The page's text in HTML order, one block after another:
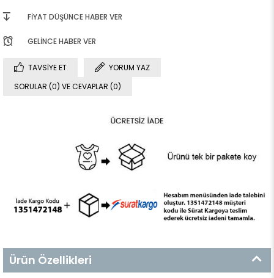
FIYAT DÜŞÜNCE HABER VER
GELINCE HABER VER
TAVSIYE ET
YORUM YAZ
SORULAR (0) VE CEVAPLAR (0)
Ürün Özellikleri